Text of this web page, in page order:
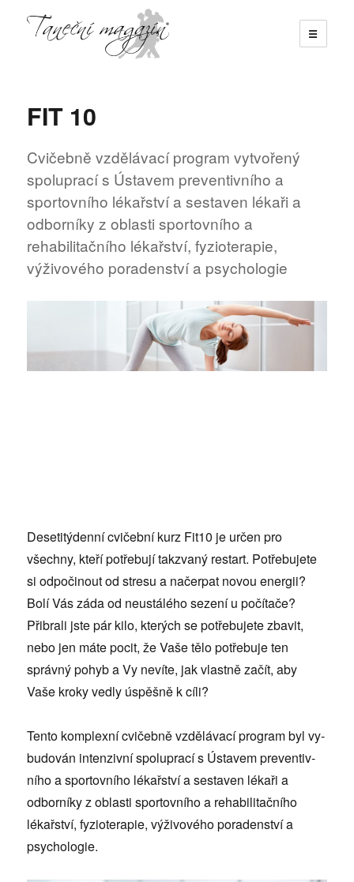
☰
FIT 10
Cvičebně vzdělávací program vytvořený
spoluprací s Ústavem preventivního a
sportovního lékařství a sestaven lékaři a
odborníky z oblasti sportovního a
rehabilitačního lékařství, fyzioterapie,
výživového poradenství a psychologie
Desetitýdenní cvičební kurz Fit10 je určen pro
všechny, kteří potřebují takzvaný restart. Potřebujete
si odpočinout od stresu a načerpat novou energii?
Bolí Vás záda od neustá­lého sezení u počítače?
Přibrali jste pár kilo, kterých se po­třebujete zbavit,
nebo jen máte pocit, že Vaše tělo potřebuje ten
správný pohyb a Vy nevíte, jak vlastně začít, aby
Vaše kroky vedly úspěšně k cíli?
Tento komplexní cvičebně vzdělávací program byl vy­
budován intenzivní spoluprací s Ústavem preventiv­
ního a sportovního lékařství a sestaven lékaři a
odbor­níky z oblasti sportovního a rehabilitačního
lékařství, fyzioterapie, výživového poradenství a
psychologie.